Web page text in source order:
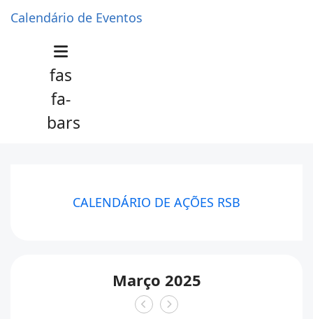
Calendário de Eventos
fas
fa-
bars
CALENDÁRIO DE AÇÕES RSB
Março 2025